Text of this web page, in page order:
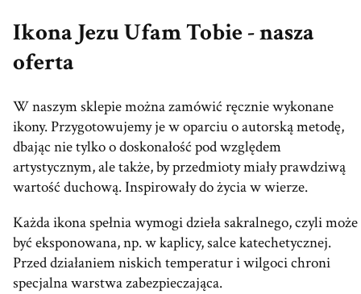
Ikona Jezu Ufam Tobie - nasza
oferta
W naszym sklepie można zamówić ręcznie wykonane
ikony. Przygotowujemy je w oparciu o autorską metodę,
dbając nie tylko o doskonałość pod względem
artystycznym, ale także, by przedmioty miały prawdziwą
wartość duchową. Inspirowały do życia w wierze.
Każda ikona spełnia wymogi dzieła sakralnego, czyli może
być eksponowana, np. w kaplicy, salce katechetycznej.
Przed działaniem niskich temperatur i wilgoci chroni
specjalna warstwa zabezpieczająca.